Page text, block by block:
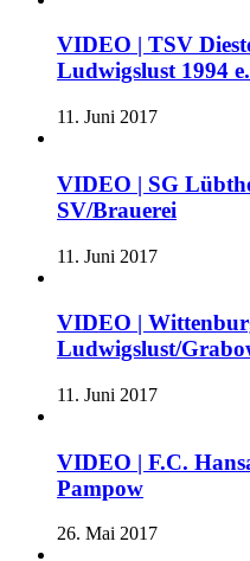
VIDEO | TSV
Ludwigslust 1994
11. Juni 2017
VIDEO | SG
SV/Brauerei
11. Juni 2017
VIDEO |
Ludwigslust/
11. Juni 2017
VIDEO | F.C.
Pampow
26. Mai 2017